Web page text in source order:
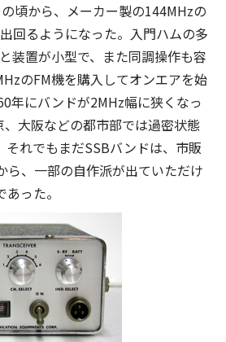
の頃から、メーカー製の144MHzの
回るようになった。入門ハムの多
装置が小型で、また同調操作も容
のFM機を購入してオンエアを始
年にバンドが2MHz幅に狭くなっ
大阪などの都市部では過密状態
それでもまだSSBバンドは、市販
ら、一部の自作派が出ていただけ
った。